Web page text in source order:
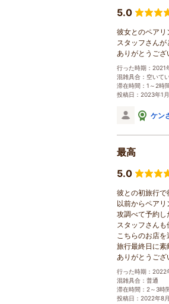
5.0
彼女とのペアリ
スタッフさん
ありがとうござ
行った時期：2021
混雑具合：空いて
滞在時間：1～2時
投稿日：2023年1
ケン
最高
5.0
彼との初旅行で
以前からペア
攻調べて予約し
スタッフさん
こちらのお店を
旅行最終日に素
ありがとうござ
行った時期：2022
混雑具合：普通
滞在時間：2～3時
投稿日：2022年8